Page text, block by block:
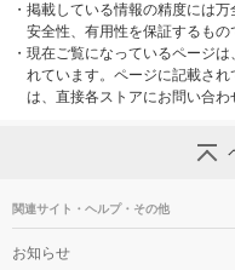
・ 掲載している情報の精度には万
安全性、有用性を保証するもの
・ 現在ご覧になっているページ
れています。ページに記載さ
は、直接各ストアにお問い合わ
関連サイト・ヘルプ・その他
お知らせ